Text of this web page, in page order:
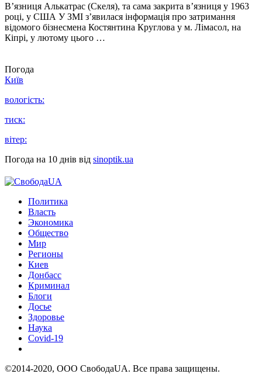
В’язниця Алькатрас (Скеля), та сама закрита в’язниця у 1963
році, у США У ЗМІ з’явилася інформація про затримання
відомого бізнесмена Костянтина Круглова у м. Лімасол, на
Кіпрі, у лютому цього …
Погода
Київ
вологість:
тиск:
вітер:
Погода на 10 днів від sinoptik.ua
Политика
Власть
Экономика
Общество
Мир
Регионы
Киев
Донбасс
Криминал
Блоги
Досье
Здоровье
Наука
Covid-19
©2014-2020, ООО СвободаUA. Все права защищены.